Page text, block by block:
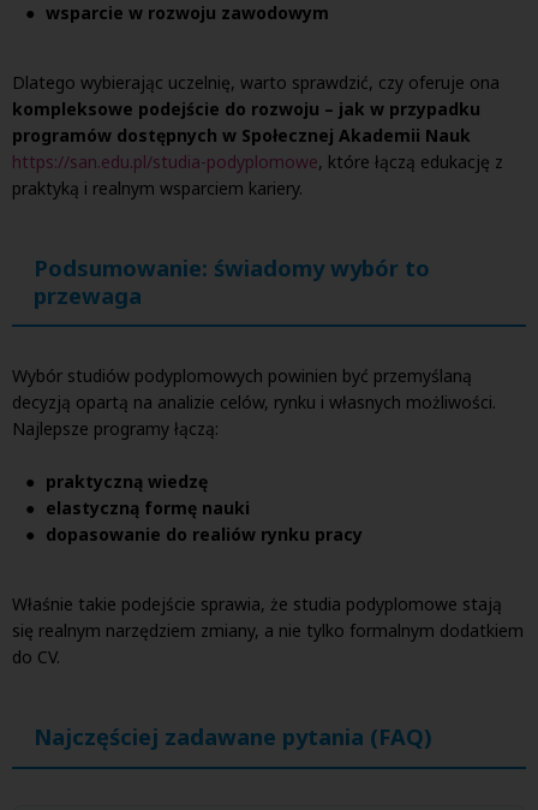
wsparcie w rozwoju zawodowym
Dlatego wybierając uczelnię, warto sprawdzić, czy oferuje ona
kompleksowe podejście do rozwoju – jak w przypadku
programów dostępnych w Społecznej Akademii Nauk
https://san.edu.pl/studia-podyplomowe, które łączą edukację z
praktyką i realnym wsparciem kariery.
Podsumowanie: świadomy wybór to
przewaga
Wybór studiów podyplomowych powinien być przemyślaną
decyzją opartą na analizie celów, rynku i własnych możliwości.
Najlepsze programy łączą:
praktyczną wiedzę
elastyczną formę nauki
dopasowanie do realiów rynku pracy
Właśnie takie podejście sprawia, że studia podyplomowe stają
się realnym narzędziem zmiany, a nie tylko formalnym dodatkiem
do CV.
Najczęściej zadawane pytania (FAQ)